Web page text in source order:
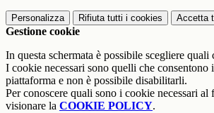
Personalizza Rifiuta tutti i cookies Accetta
Gestione cookie
In questa schermata è possibile scegliere quali
I cookie necessari sono quelli che consentono
piattaforma e non è possibile disabilitarli.
Per conoscere quali sono i cookie necessari al
visionare la COOKIE POLICY.